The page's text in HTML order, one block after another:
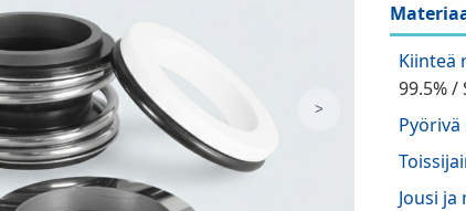
>
Kiinteä
99.5% /
Pyörivä
Jousi